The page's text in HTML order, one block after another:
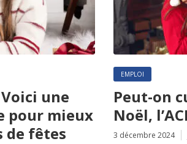
une
pour mieux
de fêtes
EMPLOI
Peut-on
Noël,
3 décembre 2024